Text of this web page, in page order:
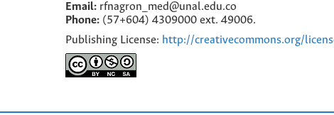
Email: rfnagron_med@unal.edu.co
Phone: (57+604) 4309000 ext. 49006.
Publishing License: http://creativecommons.org/